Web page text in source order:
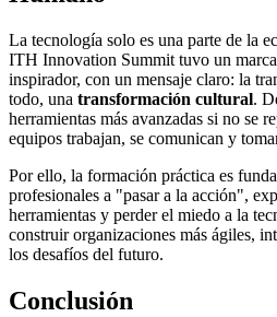
La tecnología solo es una parte de la
ITH Innovation Summit tuvo un
inspirador, con un mensaje claro: la
todo, una transformación cultural.
herramientas más avanzadas si no se
equipos trabajan, se comunican y
Por ello, la formación práctica es
profesionales a "pasar a la acción",
herramientas y perder el miedo a la
construir organizaciones más ágiles,
los desafíos del futuro.
Conclusión